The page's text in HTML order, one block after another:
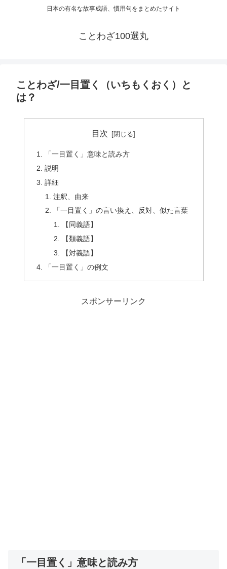
日本の有名な故事成語、慣用句をまとめたサイト
ことわざ100選丸
ことわざ/一目置く（いちもくおく）と
は？
目次
「一目置く」意味と読み方
説明
詳細
注釈、由来
「一目置く」の言い換え、反対、似た言葉
【同義語】
【類義語】
【対義語】
「一目置く」の例文
スポンサーリンク
「一目置く」意味と読み方